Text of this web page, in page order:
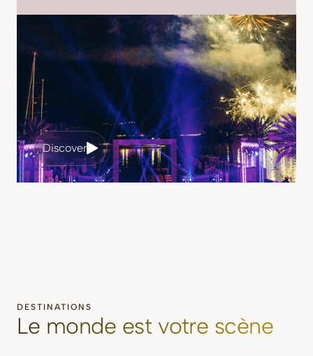
Discover
DESTINATIONS
Le monde est votre scène